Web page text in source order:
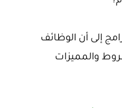
إلى أن الوظائف
والمميزات